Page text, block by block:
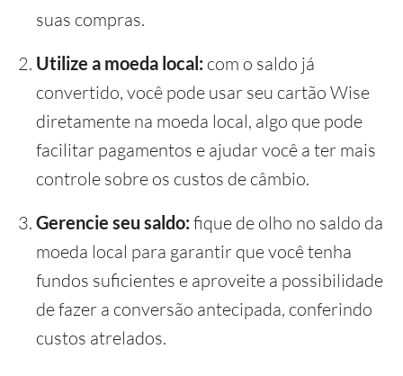
suas compras.
Utilize a moeda local: com o saldo já
convertido, você pode usar seu cartão Wise
diretamente na moeda local, algo que pode
facilitar pagamentos e ajudar você a ter mais
controle sobre os custos de câmbio.
Gerencie seu saldo: fique de olho no saldo da
moeda local para garantir que você tenha
fundos suficientes e aproveite a possibilidade
de fazer a conversão antecipada, conferindo
custos atrelados.